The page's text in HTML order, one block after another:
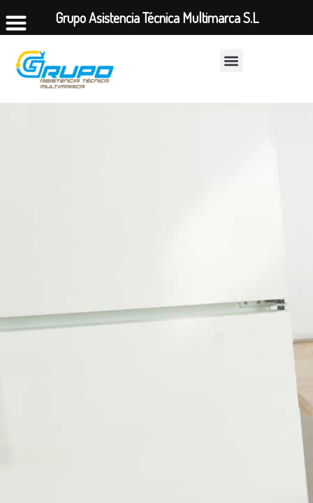
Grupo Asistencia Técnica Multimarca S.L